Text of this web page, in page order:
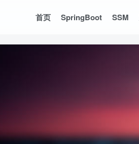
首页 SpringBoot SSM